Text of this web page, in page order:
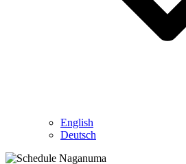
English
Deutsch